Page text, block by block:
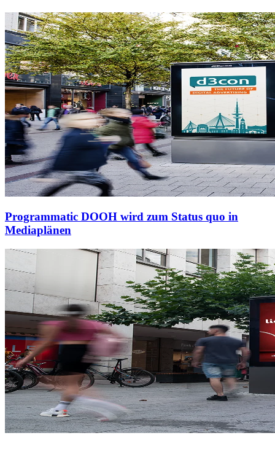
Programmatic DOOH wird zum Status quo in
Mediaplänen